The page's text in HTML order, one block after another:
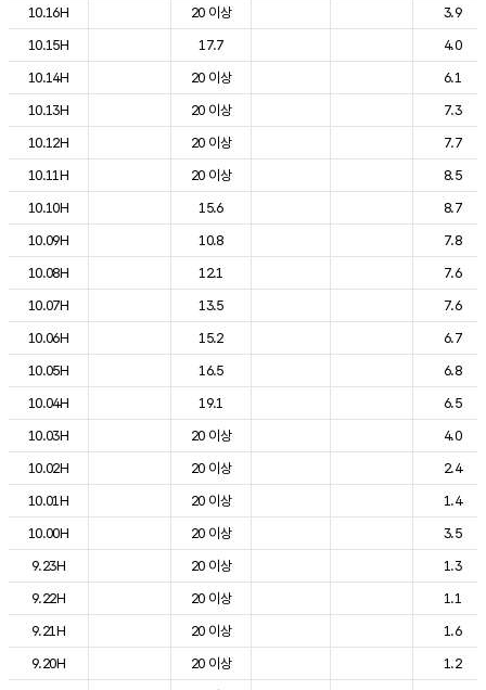
10.16H
20 이상
3.9
10.15H
17.7
4.0
10.14H
20 이상
6.1
10.13H
20 이상
7.3
10.12H
20 이상
7.7
10.11H
20 이상
8.5
10.10H
15.6
8.7
10.09H
10.8
7.8
10.08H
12.1
7.6
10.07H
13.5
7.6
10.06H
15.2
6.7
10.05H
16.5
6.8
10.04H
19.1
6.5
10.03H
20 이상
4.0
10.02H
20 이상
2.4
10.01H
20 이상
1.4
10.00H
20 이상
3.5
9.23H
20 이상
1.3
9.22H
20 이상
1.1
9.21H
20 이상
1.6
9.20H
20 이상
1.2